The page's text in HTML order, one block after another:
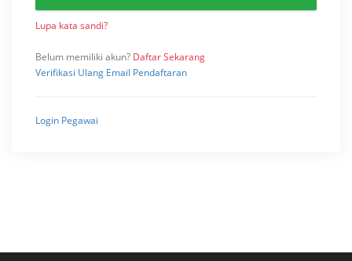
Lupa kata sandi?
Belum memiliki akun? Daftar Sekarang
Verifikasi Ulang Email Pendaftaran
Login Pegawai